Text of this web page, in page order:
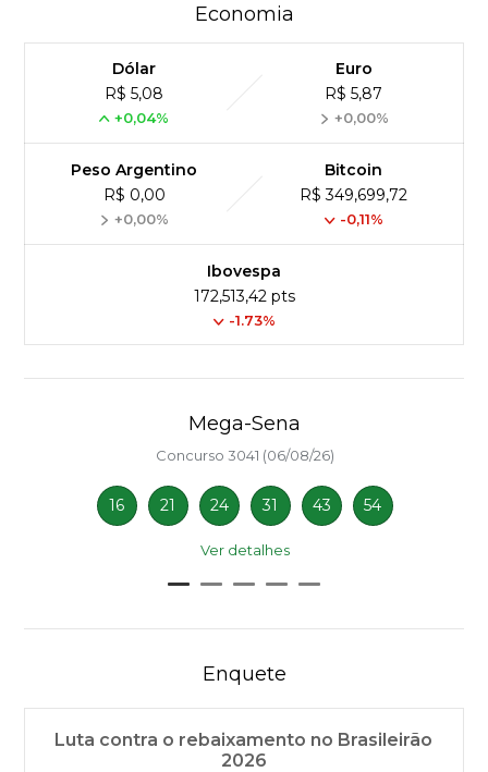
Economia
Dólar
R$ 5,08
+0,04%
Euro
R$ 5,87
+0,00%
Peso Argentino
R$ 0,00
+0,00%
Bitcoin
R$ 349,699,72
-0,11%
Ibovespa
172,513,42 pts
-1.73%
Mega-Sena
Concurso 3041 (06/08/26)
16 21 24 31 43 54
Ver detalhes
Enquete
Luta contra o rebaixamento no Brasileirão
2026